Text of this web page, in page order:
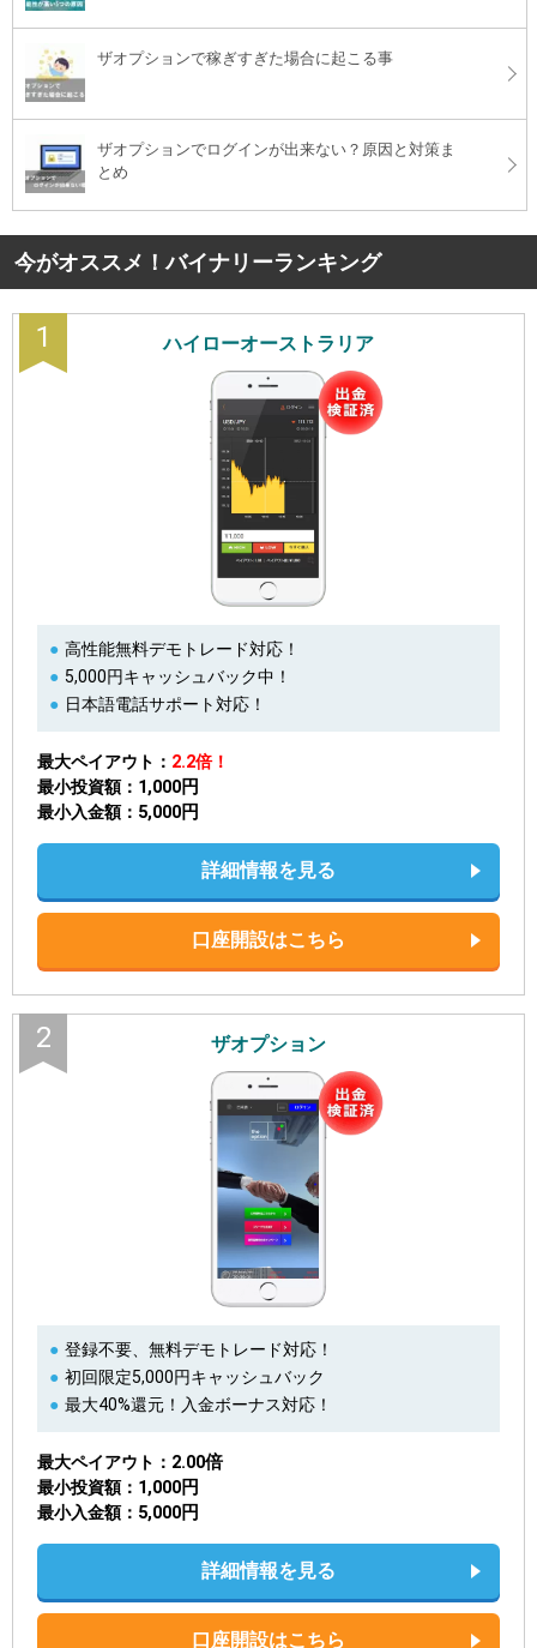
ザオプションで稼ぎすぎた場合に起こる事
ザオプションでログインが出来ない？原因と対策ま
とめ
今がオススメ！バイナリーランキング
1 ハイローオーストラリア
高性能無料デモトレード対応！
5,000円キャッシュバック中！
日本語電話サポート対応！
最大ペイアウト
2.2倍！
最小投資額
1,000円
最小入金額 5,000円
詳細情報を見る
口座開設はこちら
2 ザオプション
登録不要、無料デモトレード対応！
初回限定5,000円キャッシュバック
最大40%還元！入金ボーナス対応！
最大ペイアウト 2.00倍
最小投資額 1,000円
最小入金額 5,000円
詳細情報を見る
口座開設はこちら